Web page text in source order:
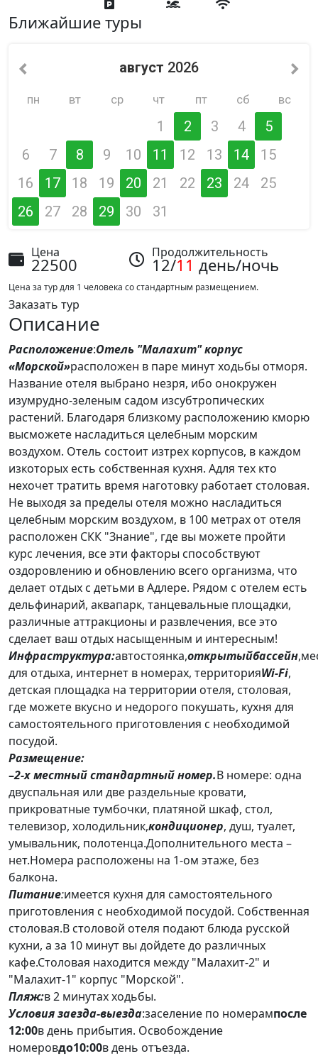
Ближайшие туры
август 2026
пн вт ср чт пт сб вс
1 2 3 4
5
6
7 8 9 10 11 12 13 14
15
16
17 18 19 20 21 22 23 24
25
26
27 28 29 30 31
Цена
22500
Продолжительность
12/11 день/ночь
Цена за тур для 1 человека со стандартным размещением.
Заказать тур
Описание
Расположение:Отель "Малахит" корпус
«Морской»расположен в паре минут ходьбы отморя.
Название отеля выбрано незря, ибо онокружен
изумрудно-зеленым садом изсубтропических
растений. Благодаря близкому расположению кморю
высможете насладиться целебным морским
воздухом. Отель состоит изтрех корпусов, в каждом
изкоторых есть собственная кухня. Адля тех кто
нехочет тратить время наготовку работает столовая.
Не выходя за пределы отеля можно насладиться
целебным морским воздухом, в 100 метрах от отеля
расположен СКК "Знание", где вы можете пройти
курс лечения, все эти факторы способствуют
оздоровлению и обновлению всего организма, что
делает отдых с детьми в Адлере. Рядом с отелем есть
дельфинарий, аквапарк, танцевальные площадки,
различные аттракционы и развлечения, все это
сделает ваш отдых насыщенным и интересным!
Инфраструктура:автостоянка,открытыйбассейн
для отдыха, интернет в номерах, территорияWi-Fi,
детская площадка на территории отеля, столовая,
где можете вкусно и недорого покушать, кухня для
самостоятельного приготовления с необходимой
посудой.
Размещение:
–2-х местный стандартный номер.В номере: одна
двуспальная или две раздельные кровати,
прикроватные тумбочки, платяной шкаф, стол,
телевизор, холодильник,кондиционер, душ, туалет,
умывальник, полотенца.Дополнительного места –
нет.Номера расположены на 1-ом этаже, без
балкона.
Питание:имеется кухня для самостоятельного
приготовления с необходимой посудой. Собственная
столовая.В столовой отеля подают блюда русской
кухни, а за 10 минут вы дойдете до различных
кафе.Столовая находится между "Малахит-2" и
"Малахит-1" корпус "Морской".
Пляж:в 2 минутах ходьбы.
Условия заезда-выезда:заселение по номерампосле
12:00в день прибытия. Освобождение
номеровдо10:00в день отъезда.